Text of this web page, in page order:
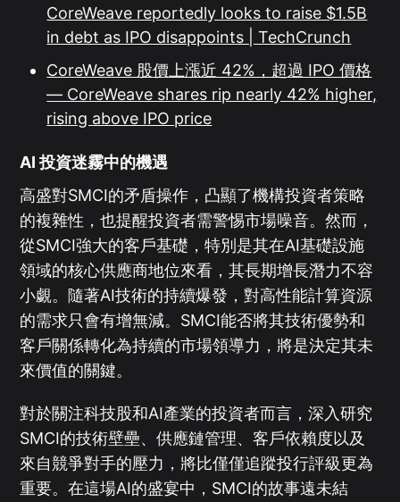
CoreWeave reportedly looks to raise $1.5B
in debt as IPO disappoints | TechCrunch
CoreWeave 股價上漲近 42%，超過 IPO 價格
— CoreWeave shares rip nearly 42% higher,
rising above IPO price
AI 投資迷霧中的機遇
高盛對SMCI的矛盾操作，凸顯了機構投資者策略
的複雜性，也提醒投資者需警惕市場噪音。然而，
從SMCI強大的客戶基礎，特別是其在AI基礎設施
領域的核心供應商地位來看，其長期增長潛力不容
小覷。隨著AI技術的持續爆發，對高性能計算資源
的需求只會有增無減。SMCI能否將其技術優勢和
客戶關係轉化為持續的市場領導力，將是決定其未
來價值的關鍵。
對於關注科技股和AI產業的投資者而言，深入研究
SMCI的技術壁壘、供應鏈管理、客戶依賴度以及
來自競爭對手的壓力，將比僅僅追蹤投行評級更為
重要。在這場AI的盛宴中，SMCI的故事遠未結